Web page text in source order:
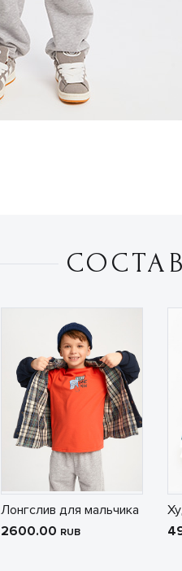
Лонгслив для мальчика
2600.00 RUB